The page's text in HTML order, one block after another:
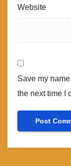
Website
Save my
the next time I